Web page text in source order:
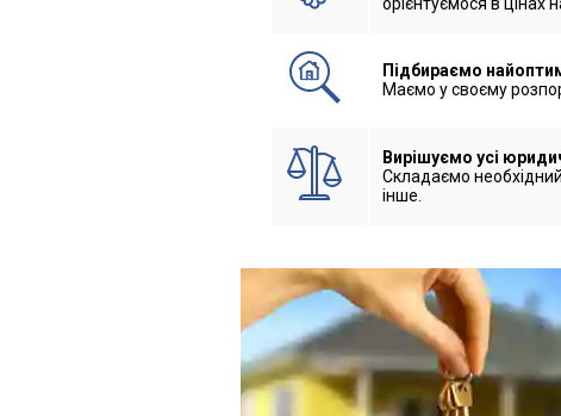
Підбираємо
Маємо у своєму
Вирішуємо усі
Складаємо
інше.